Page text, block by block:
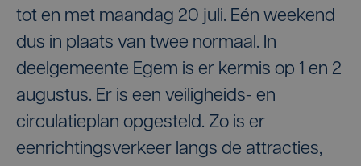
tot en met maandag 20 juli. Eén weekend
dus in plaats van twee normaal. In
deelgemeente Egem is er kermis op 1 en 2
augustus. Er is een veiligheids- en
circulatieplan opgesteld. Zo is er
eenrichtingsverkeer langs de attracties,